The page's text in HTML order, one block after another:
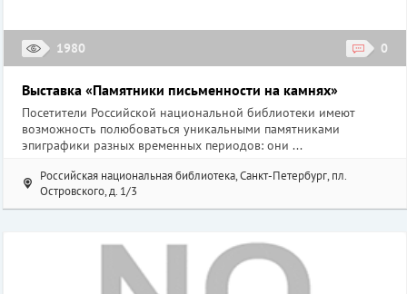
1980 0
Выставка «Памятники письменности на камнях»
Посетители Российской национальной библиотеки имеют
возможность полюбоваться уникальными памятниками
эпиграфики разных временных периодов: они ...
Российская национальная библиотека, Санкт-Петербург, пл.
Островского, д. 1/3